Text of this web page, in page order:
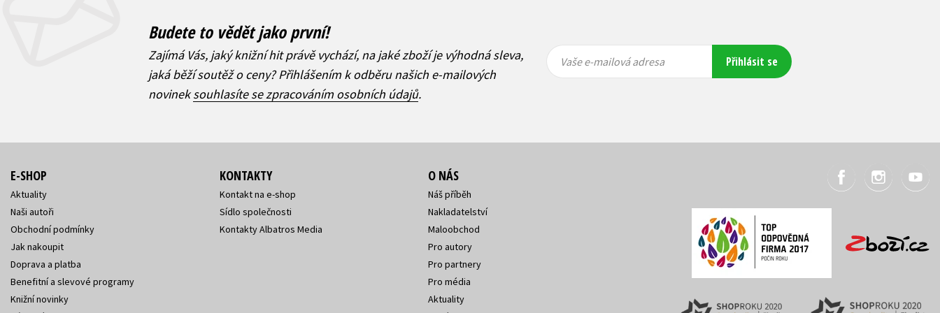
Budete to vědět jako první!
Zajímá Vás, jaký knižní hit právě vychází, na jaké zboží je výhodná sleva,
jaká běží soutěž o ceny? Přihlášením k odběru našich e-mailových
novineksouhlasíte se zpracováním osobních údajů.
Vaše e-
mailová
Vaše e-
mailová
Vaše e-mailová adresa Přihlásit se
E-SHOP
Aktuality
Naši autoři
Obchodní podmínky
Jak nakoupit
Doprava a platba
Benefitní a slevové programy
Knižní novinky
KONTAKTY
Kontakt na e-shop
Sídlo společnosti
Kontakty Albatros Media
O NÁS
Náš příběh
Nakladatelství
Maloobchod
Pro autory
Pro partnery
Pro média
Aktuality